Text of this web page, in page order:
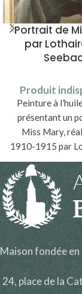
Portrait de
par
Produit
Peinture à
présentant un
Miss Mary,
1910-1915 par
Seebach
Maison fondée
24, place de la